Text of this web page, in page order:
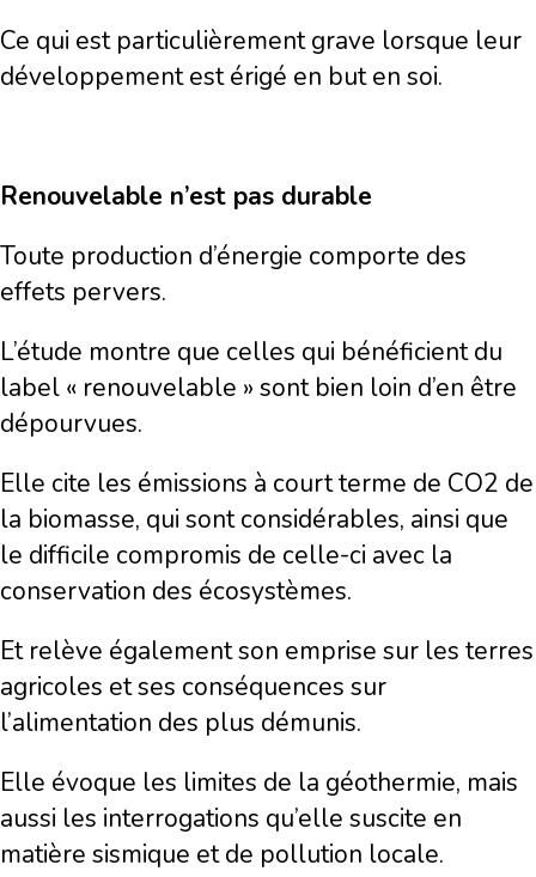
Ce qui est particulièrement grave lorsque leur
développement est érigé en but en soi.
Renouvelable n’est pas durable
Toute production d’énergie comporte des
effets pervers.
L’étude montre que celles qui bénéficient du
label « renouvelable » sont bien loin d’en être
dépourvues.
Elle cite les émissions à court terme de CO2 de
la biomasse, qui sont considérables, ainsi que
le difficile compromis de celle-ci avec la
conservation des écosystèmes.
Et relève également son emprise sur les terres
agricoles et ses conséquences sur
l’alimentation des plus démunis.
Elle évoque les limites de la géothermie, mais
aussi les interrogations qu’elle suscite en
matière sismique et de pollution locale.